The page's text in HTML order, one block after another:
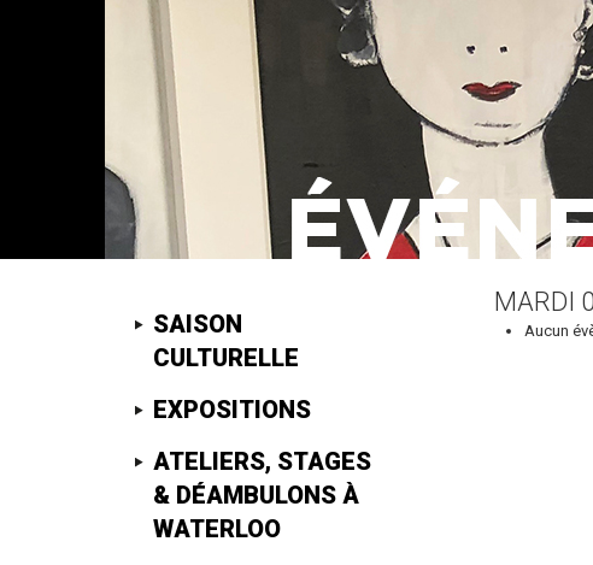
SAISON
CULTURELLE
EXPOSITIONS
ATELIERS, STAGES
& DÉAMBULONS À
WATERLOO
MARDI
Aucun